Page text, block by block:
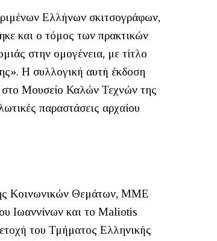
Ελλήνων σκιτσογράφων,
και ο τόμος των πρακτικών
στην ομογένεια, με τίτλο
Η συλλογική αυτή έκδοση
στο Μουσείο Καλών Τεχνών της
παραστάσεις αρχαίου
Κοινωνικών Θεμάτων, ΜΜΕ
Ιωαννίνων και το Maliotis
του Τμήματος Ελληνικής